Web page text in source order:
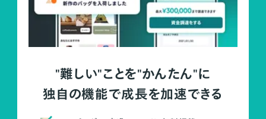
"難しい"ことを"かんたん"に
独自の機能で成長を加速できる